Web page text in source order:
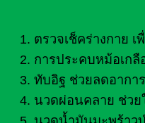
ตรวจเช็คร่างกาย
การประคบหม้อเก
ทับอิฐ ช่วยลดอากา
นวดผ่อนคลาย ช่ว